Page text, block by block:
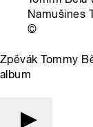
Namušines
©
Zpěvák Tommy
album